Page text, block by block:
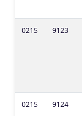
0215 9123
0215 9124